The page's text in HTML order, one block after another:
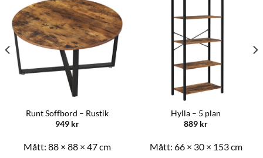
Runt Soffbord – Rustik
949 kr
Mått: 88 × 88 × 47 cm
Hylla – 5 plan
889 kr
Mått: 66 × 30 × 153 cm